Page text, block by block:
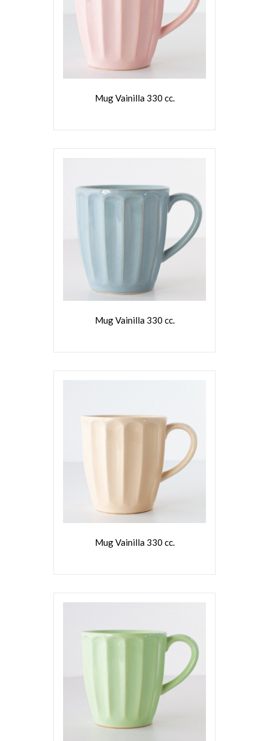
VER MÁS
Mug Vainilla 330 cc.
Mug Vainilla 330 cc.
Mug Vainilla 330 cc.
VER MÁS